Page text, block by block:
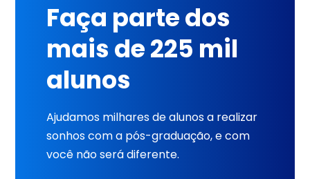
Faça parte dos
mais de 225 mil
alunos
Ajudamos milhares de alunos a realizar
sonhos com a pós-graduação, e com
você não será diferente.